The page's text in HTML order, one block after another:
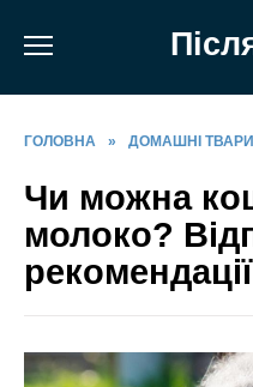
ГОЛОВНА » ДОМАШНІ
Чи можна
молоко?
рекомендації